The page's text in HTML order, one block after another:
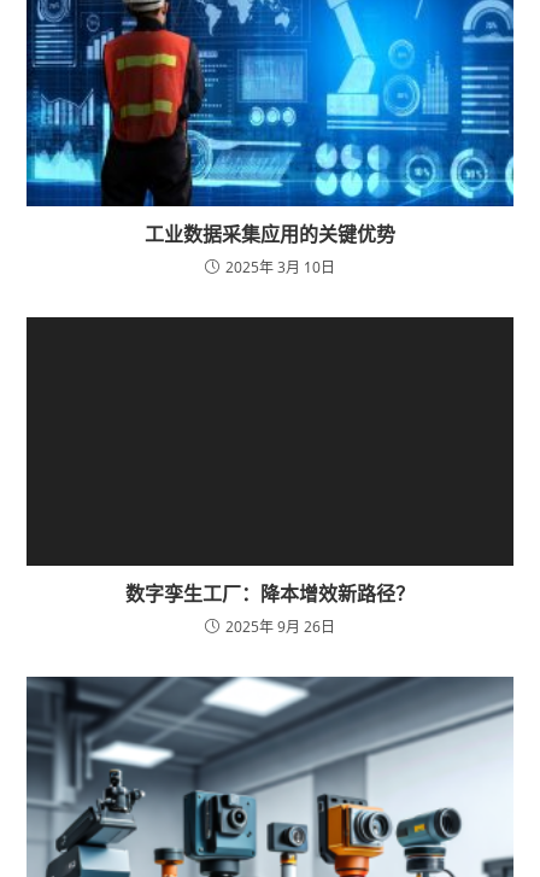
工业数据采集应用的关键优势
2025年 3月 10日
数字孪生工厂：降本增效新路径？
2025年 9月 26日